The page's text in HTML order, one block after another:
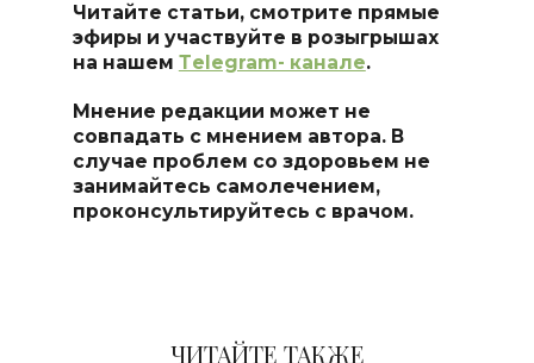
Читайте статьи, смотрите прямые
эфиры и участвуйте в розыгрышах
на нашем Тelegram- канале.
Мнение редакции может не
совпадать с мнением автора. В
случае проблем со здоровьем не
занимайтесь самолечением,
проконсультируйтесь с врачом.
ЧИТАЙТЕ ТАКЖЕ